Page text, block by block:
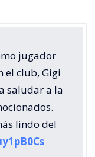
jugador
el club, Gigi
saludar a la
lindo del